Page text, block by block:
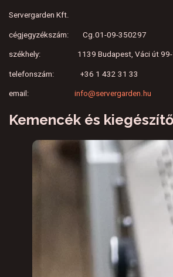
Servergarden Kft.
cégjegyzékszám: Cg.01-09-350297
székhely: 1139 Budapest, Váci út 99-
telefonszám: +36 1 432 31 33
email:info@servergarden.hu
Kemencék és